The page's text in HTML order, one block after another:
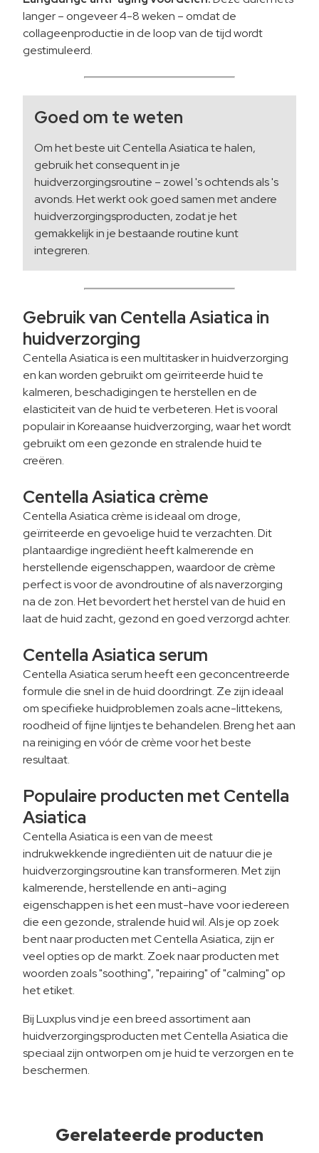
langer – ongeveer 4-8 weken – omdat de
collageenproductie in de loop van de tijd wordt
gestimuleerd.
Goed om te weten
Om het beste uit Centella Asiatica te halen,
gebruik het consequent in je
huidverzorgingsroutine – zowel 's ochtends als 's
avonds. Het werkt ook goed samen met andere
huidverzorgingsproducten, zodat je het
gemakkelijk in je bestaande routine kunt
integreren.
Gebruik van Centella Asiatica in
huidverzorging
Centella Asiatica is een multitasker in huidverzorging
en kan worden gebruikt om geïrriteerde huid te
kalmeren, beschadigingen te herstellen en de
elasticiteit van de huid te verbeteren. Het is vooral
populair in Koreaanse huidverzorging, waar het wordt
gebruikt om een gezonde en stralende huid te
creëren.
Centella Asiatica crème
Centella Asiatica crème is ideaal om droge,
geïrriteerde en gevoelige huid te verzachten. Dit
plantaardige ingrediënt heeft kalmerende en
herstellende eigenschappen, waardoor de crème
perfect is voor de avondroutine of als naverzorging
na de zon. Het bevordert het herstel van de huid en
laat de huid zacht, gezond en goed verzorgd achter.
Centella Asiatica serum
Centella Asiatica serum heeft een geconcentreerde
formule die snel in de huid doordringt. Ze zijn ideaal
om specifieke huidproblemen zoals acne-littekens,
roodheid of fijne lijntjes te behandelen. Breng het aan
na reiniging en vóór de crème voor het beste
resultaat.
Populaire producten met Centella
Asiatica
Centella Asiatica is een van de meest
indrukwekkende ingrediënten uit de natuur die je
huidverzorgingsroutine kan transformeren. Met zijn
kalmerende, herstellende en anti-aging
eigenschappen is het een must-have voor iedereen
die een gezonde, stralende huid wil. Als je op zoek
bent naar producten met Centella Asiatica, zijn er
veel opties op de markt. Zoek naar producten met
woorden zoals "soothing", "repairing" of "calming" op
het etiket.
Bij Luxplus vind je een breed assortiment aan
huidverzorgingsproducten met Centella Asiatica die
speciaal zijn ontworpen om je huid te verzorgen en te
beschermen.
Gerelateerde producten